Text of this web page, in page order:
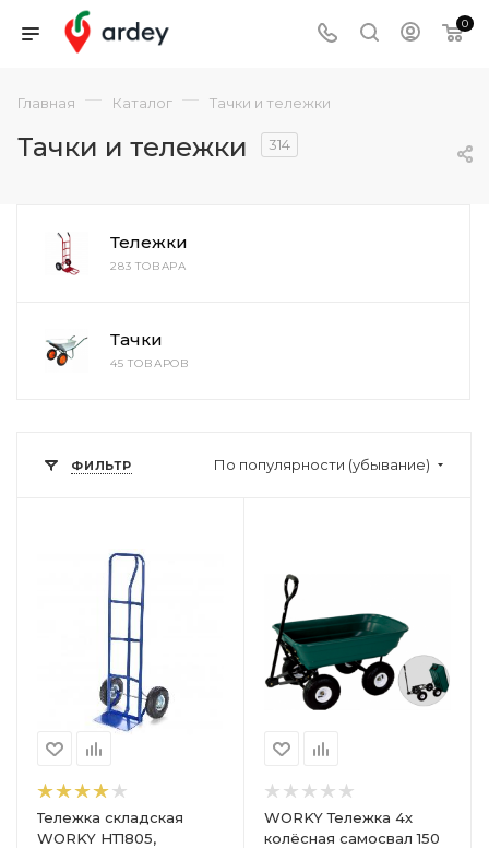
0
Главная — Каталог — Тачки и тележки
Тачки и тележки 314
Тележки
283 ТОВАРА
Тачки
45 ТОВАРОВ
ФИЛЬТР По популярности (убывание)
Тележка складская
WORKY НТ1805,
WORKY Тележка 4х
колёсная самосвал 150